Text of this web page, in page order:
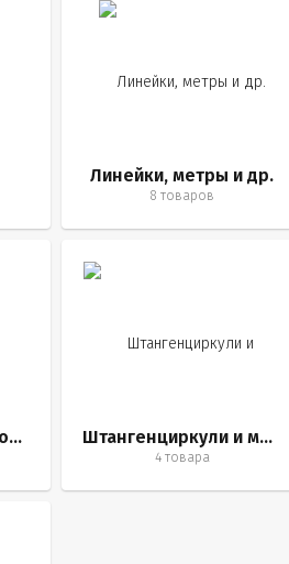
Линейки, метры и др.
8 товаров
Угольники и транспортиры Штангенциркули и микрометры
4 товара